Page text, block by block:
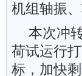
机组轴振
本次冲
荷试运行
标，加快